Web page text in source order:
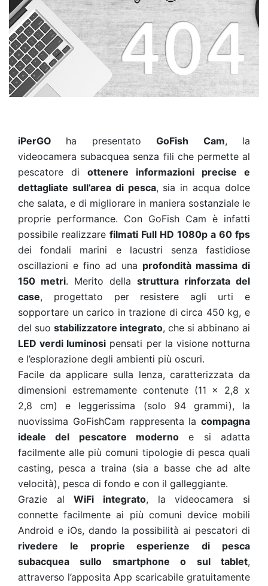
iPerGO ha presentatoGoFish Cam, la
videocamera subacquea senza fili che permette al
pescatore di ottenere informazioni precise e
dettagliate sull’area di pesca, sia in acqua dolce
che salata, e di migliorare in maniera sostanziale le
proprie performance. Con GoFish Cam è infatti
possibile realizzare filmati Full HD 1080p a 60 fps
dei fondali marini e lacustri senza fastidiose
oscillazioni e fino ad una profondità massima di
150 metri. Merito della struttura rinforzata del
case, progettato per resistere agli urti e
sopportare un carico in trazione di circa 450 kg, e
del suo stabilizzatore integrato, che si abbinano ai
LED verdi luminosi pensati per la visione notturna
e l’esplorazione degli ambienti più oscuri.
Facile da applicare sulla lenza, caratterizzata da
dimensioni estremamente contenute (11 x 2,8 x
2,8 cm) e leggerissima (solo 94 grammi), la
nuovissima GoFishCam rappresenta la compagna
ideale del pescatore moderno e si adatta
facilmente alle più comuni tipologie di pesca quali
casting, pesca a traina (sia a basse che ad alte
velocità), pesca di fondo e con il galleggiante.
Grazie alWiFi integrato, la videocamera si
connette facilmente ai più comuni device mobili
Android e iOs, dando la possibilità ai pescatori di
rivedere le proprie esperienze di pesca
subacquea sullo smartphone o sul tablet,
attraverso l’apposita App scaricabile gratuitamente